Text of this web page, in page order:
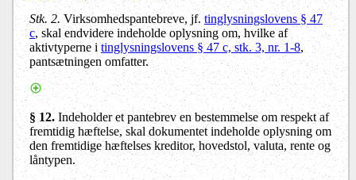
Stk. 2. Virksomhedspantebreve, jf.tinglysningslovens § 47
c, skal endvidere indeholde oplysning om, hvilke af
aktivtyperne itinglysningslovens § 47 c, stk. 3, nr. 1-8,
pantsætningen omfatter.
§ 12.Indeholder et pantebrev en bestemmelse om respekt af
fremtidig hæftelse, skal dokumentet indeholde oplysning om
den fremtidige hæftelses kreditor, hovedstol, valuta, rente og
låntypen.